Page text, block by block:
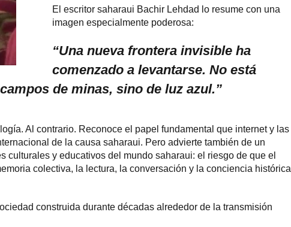
El escritor saharaui Bachir Lehdad lo resume con una
imagen especialmente poderosa:
“Una nueva frontera invisible ha
comenzado a levantarse. No está
de minas, sino de luz azul.”
Al contrario. Reconoce el papel fundamental que internet y las
de la causa saharaui. Pero advierte también de un
culturales y educativos del mundo saharaui: el riesgo de que el
colectiva, la lectura, la conversación y la conciencia histórica
construida durante décadas alrededor de la transmisión